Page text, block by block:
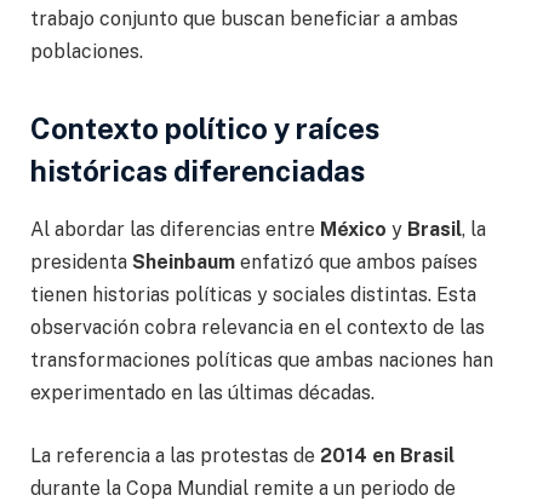
trabajo conjunto que buscan beneficiar a ambas
poblaciones.
Contexto político y raíces
históricas diferenciadas
Al abordar las diferencias entre México y Brasil, la
presidenta Sheinbaum enfatizó que ambos países
tienen historias políticas y sociales distintas. Esta
observación cobra relevancia en el contexto de las
transformaciones políticas que ambas naciones han
experimentado en las últimas décadas.
La referencia a las protestas de 2014 en Brasil
durante la Copa Mundial remite a un periodo de